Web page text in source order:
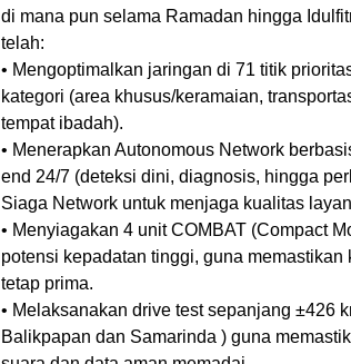
di mana pun selama Ramadan hingga
telah:
• Mengoptimalkan jaringan di 71 titik
kategori (area khusus/keramaian,
tempat ibadah).
• Menerapkan Autonomous Network
end 24/7 (deteksi dini, diagnosis, hingga
Siaga Network untuk menjaga kualitas
• Menyiagakan 4 unit COMBAT (Compact
potensi kepadatan tinggi, guna memastikan
tetap prima.
• Melaksanakan drive test sepanjang ±426
Balikpapan dan Samarinda ) guna